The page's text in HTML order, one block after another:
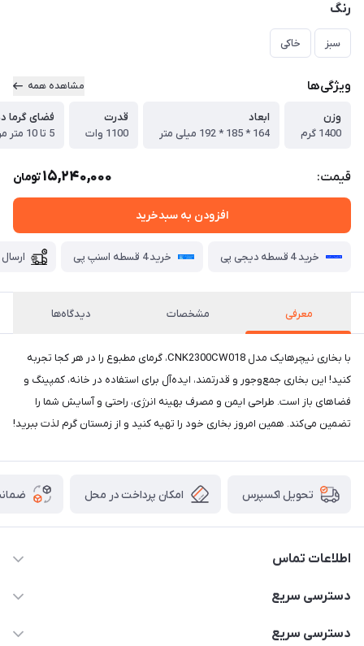
رنگ
سبز خاکی
ویژگی‌ها مشاهده همه
وزن
1400 گرم
ابعاد
164 * 185 * 192 میلی متر
قدرت
1100 وات
فضای گرما
5 تا 10 متر مربع
قیمت: 15,240,000تومان
افزودن به سبدخرید
خرید 4 قسطه دیجی پی خرید 4 قسطه اسنپ پی
معرفی مشخصات دیدگاه‌ها
با بخاری نیچرهایک مدل CNK2300CW018، گرمای مطبوع را در هر کجا تجربه
کنید! این بخاری جمع‌وجور و قدرتمند، ایده‌آل برای استفاده در خانه، کمپینگ و
فضاهای باز است. طراحی ایمن و مصرف بهینه انرژی، راحتی و آسایش شما را
تضمین می‌کند. همین امروز بخاری خود را تهیه کنید و از زمستان گرم لذت ببرید!
تحویل اکسپرس امکان پرداخت در محل
اطلاعات تماس
02166456492 - 09121933405
دسترسی سریع
خرید کیسه خواب
دسترسی سریع